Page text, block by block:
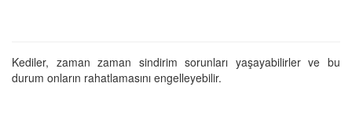
Kediler, zaman zaman sindirim sorunları yaşayabilirler ve bu
durum onların rahatlamasını engelleyebilir.